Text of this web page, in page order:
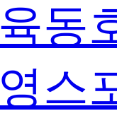
동
스